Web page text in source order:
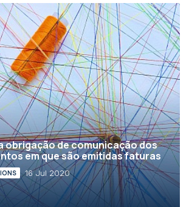
obrigação de comunicação dos
em que são emitidas faturas
16 Jul 2020